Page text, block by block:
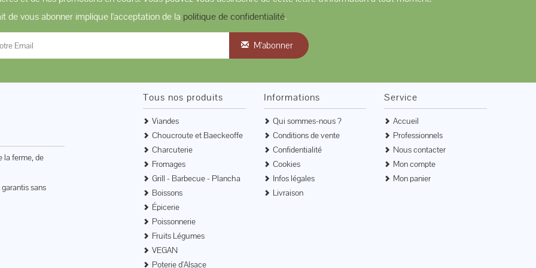
de vous abonner implique l'acceptation de la politique de confidentialité.
M'abonner
la ferme, de
sans
Tous nos produits
Viandes
Choucroute et Baeckeoffe
Charcuterie
Fromages
Grill - Barbecue - Plancha
Boissons
Épicerie
Poissonnerie
Fruits Légumes
VEGAN
Poterie d'Alsace
Informations
Qui sommes-nous ?
Conditions de vente
Confidentialité
Cookies
Infos légales
Livraison
Service
Accueil
Professionnels
Nous contacter
Mon compte
Mon panier